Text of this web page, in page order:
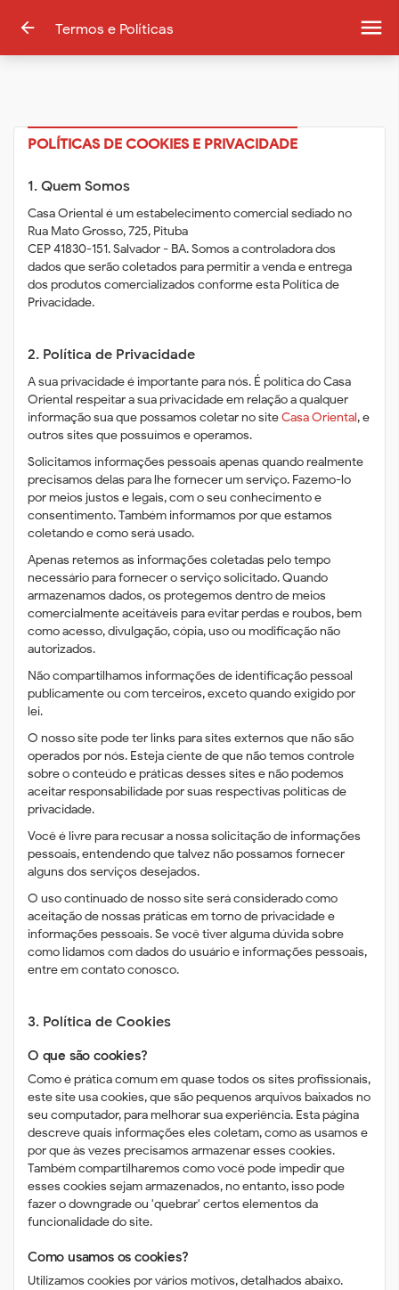
menu
arrow_back Termos e Políticas
POLÍTICAS DE COOKIES E PRIVACIDADE
1. Quem Somos
Casa Oriental é um estabelecimento comercial sediado no
Rua Mato Grosso, 725, Pituba
CEP 41830-151. Salvador - BA. Somos a controladora dos
dados que serão coletados para permitir a venda e entrega
dos produtos comercializados conforme esta Política de
Privacidade.
2. Política de Privacidade
A sua privacidade é importante para nós. É política do Casa
Oriental respeitar a sua privacidade em relação a qualquer
informação sua que possamos coletar no siteCasa Oriental, e
outros sites que possuímos e operamos.
Solicitamos informações pessoais apenas quando realmente
precisamos delas para lhe fornecer um serviço. Fazemo-lo
por meios justos e legais, com o seu conhecimento e
consentimento. Também informamos por que estamos
coletando e como será usado.
Apenas retemos as informações coletadas pelo tempo
necessário para fornecer o serviço solicitado. Quando
armazenamos dados, os protegemos dentro de meios
comercialmente aceitáveis ​​para evitar perdas e roubos, bem
como acesso, divulgação, cópia, uso ou modificação não
autorizados.
Não compartilhamos informações de identificação pessoal
publicamente ou com terceiros, exceto quando exigido por
lei.
O nosso site pode ter links para sites externos que não são
operados por nós. Esteja ciente de que não temos controle
sobre o conteúdo e práticas desses sites e não podemos
aceitar responsabilidade por suas respectivas políticas de
privacidade.
Você é livre para recusar a nossa solicitação de informações
pessoais, entendendo que talvez não possamos fornecer
alguns dos serviços desejados.
O uso continuado de nosso site será considerado como
aceitação de nossas práticas em torno de privacidade e
informações pessoais. Se você tiver alguma dúvida sobre
como lidamos com dados do usuário e informações pessoais,
entre em contato conosco.
3. Política de Cookies
O que são cookies?
Como é prática comum em quase todos os sites profissionais,
este site usa cookies, que são pequenos arquivos baixados no
seu computador, para melhorar sua experiência. Esta página
descreve quais informações eles coletam, como as usamos e
por que às vezes precisamos armazenar esses cookies.
Também compartilharemos como você pode impedir que
esses cookies sejam armazenados, no entanto, isso pode
fazer o downgrade ou 'quebrar' certos elementos da
funcionalidade do site.
Como usamos os cookies?
Utilizamos cookies por vários motivos, detalhados abaixo.